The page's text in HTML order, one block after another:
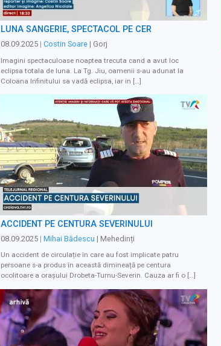
LUNA SÂNGERIE, SPECTACOL PE CER
08.09.2025 | Costin Soare | Gorj
Imagini spectaculoase noaptea trecuta cand a avut loc
eclipsa totala de luna. La Tg. Jiu, oamenii s-au adunat la
Coloana Infinitului sa vadă eclipsa, iar in […]
ACCIDENT PE CENTURA SEVERINULUI
08.09.2025 | Mihai Bădescu | Mehedinți
Un accident de circulație în care au fost implicate patru
persoane s-a produs în această dimineață pe centura
ocolitoare a orașului Drobeta-Turnu-Severin. Cauza ar fi o […]